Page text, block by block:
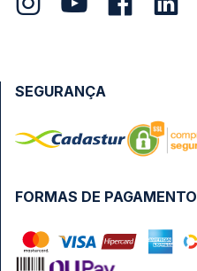
FORMAS DE PAGAMENTO
SEGURANÇA